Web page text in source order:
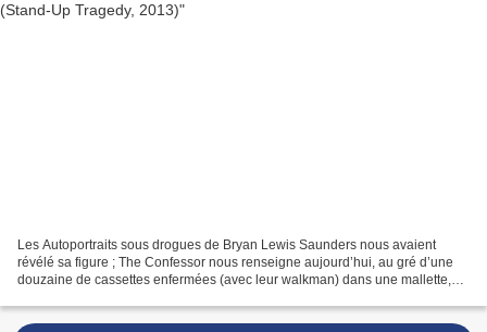
Les Autoportraits sous drogues de Bryan Lewis Saunders nous avaient
révélé sa figure ; The Confessor nous renseigne aujourd’hui, au gré d’une
douzaine de cassettes enfermées (avec leur walkman) dans une mallette,